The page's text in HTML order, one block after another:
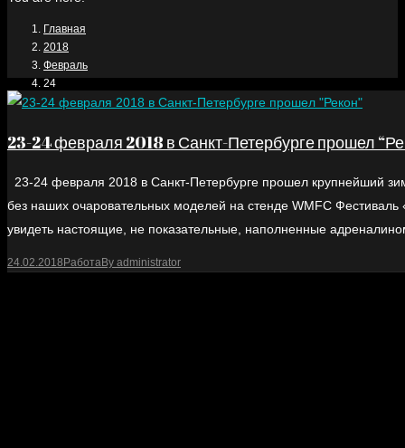
Главная
2018
Февраль
24
23-24 февраля 2018 в Санкт-Петербурге прошел
23-24 февраля 2018 в Санкт-Петербурге прошел крупнейший
без наших очаровательных моделей на стенде WMFC
увидеть настоящие, не показательные, наполненные
24.02.2018 РаботаBy administrator